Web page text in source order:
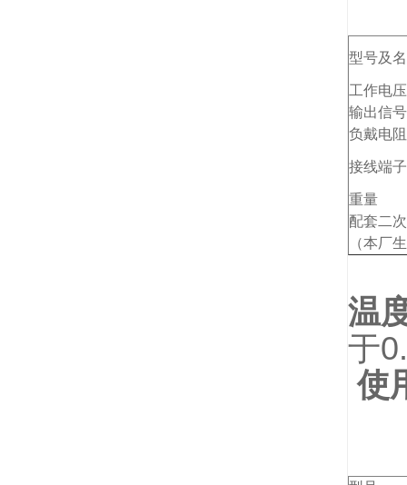
型号及
工作电压
输出信号
负戴电阻
接线端子
重量
配套二
（本厂
温
于
使